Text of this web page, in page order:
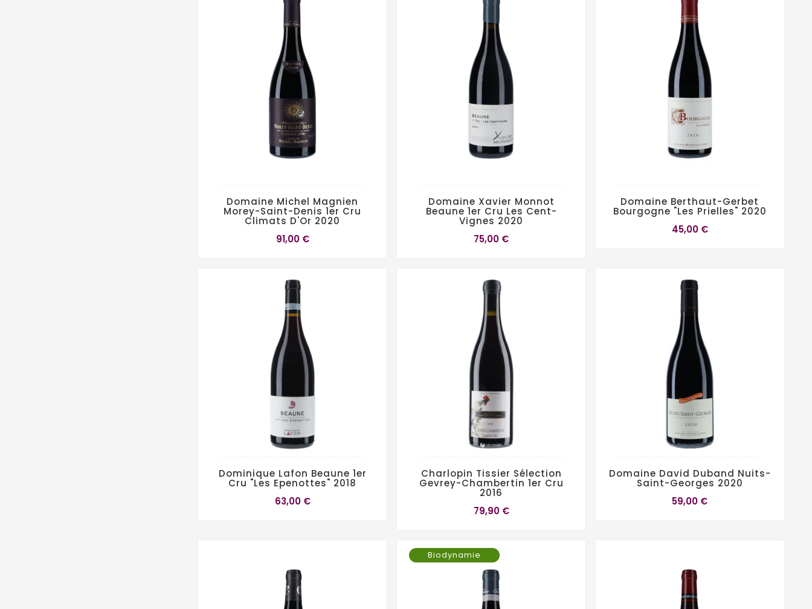
Domaine Michel Magnien
Morey-Saint-Denis 1er Cru
Climats D'Or 2020
91,00 €
Domaine Xavier Monnot
Beaune 1er Cru Les Cent-
Vignes 2020
75,00 €
Domaine Berthaut-Gerbet
Bourgogne "Les Prielles" 2020
45,00 €
Dominique Lafon Beaune 1er
Cru "Les Epenottes" 2018
63,00 €
Charlopin Tissier Sélection
Gevrey-Chambertin 1er Cru
2016
79,90 €
Domaine David Duband Nuits-
Saint-Georges 2020
59,00 €
Biodynamie